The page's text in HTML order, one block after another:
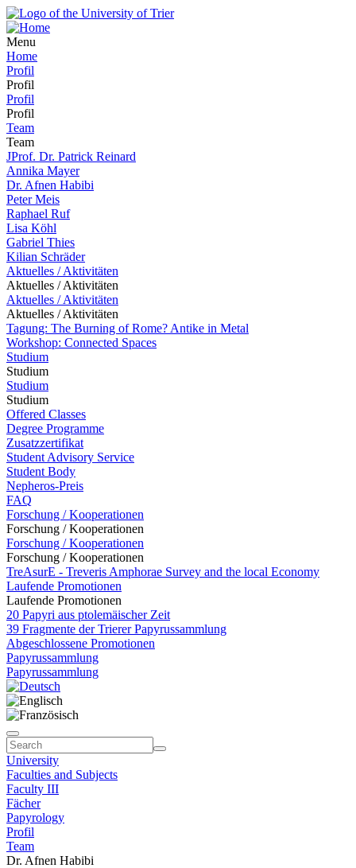
Menu
Home
Profil
Profil
Profil
Profil
Team
Team
JProf. Dr. Patrick Reinard
Annika Mayer
Dr. Afnen Habibi
Peter Meis
Raphael Ruf
Lisa Köhl
Gabriel Thies
Kilian Schräder
Aktuelles / Aktivitäten
Aktuelles / Aktivitäten
Aktuelles / Aktivitäten
Aktuelles / Aktivitäten
Tagung: The Burning of Rome? Antike in Metal
Workshop: Connected Spaces
Studium
Studium
Studium
Studium
Offered Classes
Degree Programme
Zusatzzertifikat
Student Advisory Service
Student Body
Nepheros-Preis
FAQ
Forschung / Kooperationen
Forschung / Kooperationen
Forschung / Kooperationen
Forschung / Kooperationen
TreAsurE - Treveris Amphorae Survey and the local Economy
Laufende Promotionen
Laufende Promotionen
20 Papyri aus ptolemäischer Zeit
39 Fragmente der Trierer Papyrussammlung
Abgeschlossene Promotionen
Papyrussammlung
Papyrussammlung
University
Faculties and Subjects
Faculty III
Fächer
Papyrology
Profil
Team
Dr. Afnen Habibi